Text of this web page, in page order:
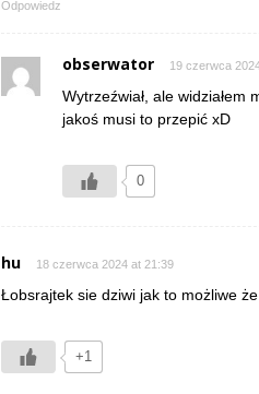
Odpowiedz
obserwator 19 czerwca
Wytrzeźwiał, ale
jakoś musi to przepić xD
0
hu 18 czerwca 2024 at 21:39
Łobsrajtek sie dziwi jak to możliwe
+1